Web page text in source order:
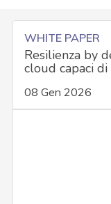
WHITE PAPER
Resilienza by
cloud capaci
08 Gen 2026